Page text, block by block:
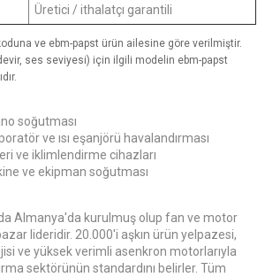
Üretici / ithalatçı garantili
ve ebm-papst ürün ailesine göre verilmiştir.
ses seviyesi) için ilgili modelin ebm-papst
soğutması
ve ısı eşanjörü havalandırması
ve iklimlendirme cihazları
ve ekipman soğutması
Almanya'da kurulmuş olup fan ve motor
lideridir. 20.000'i aşkın ürün yelpazesi,
ve yüksek verimli asenkron motorlarıyla
sektörünün standardını belirler. Tüm